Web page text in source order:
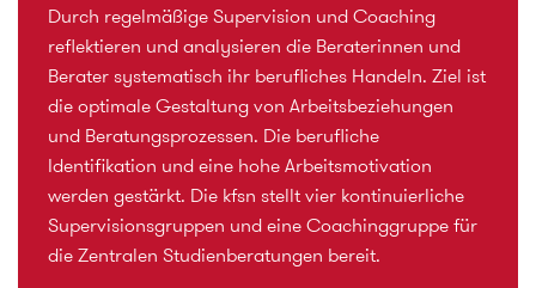
Durch regelmäßige Supervision und Coaching
reflektieren und analysieren die Beraterinnen und
Berater systematisch ihr berufliches Handeln. Ziel ist
die optimale Gestaltung von Arbeitsbeziehungen
und Beratungsprozessen. Die berufliche
Identifikation und eine hohe Arbeitsmotivation
werden gestärkt. Die kfsn stellt vier kontinuierliche
Supervisionsgruppen und eine Coachinggruppe für
die Zentralen Studienberatungen bereit.